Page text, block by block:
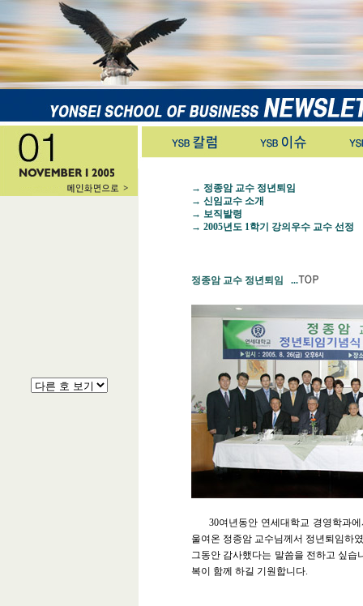
→ 정종암 교수 정년퇴임
→ 신임교수 소개
→ 보직발령
→ 2005년도 1학기 강의우수 교수 선정
정종암 교수 정년퇴임 ...
30여년동안 연세대학교 경영학과
울여온 정종암 교수님께서 정년퇴임하
그동안 감사했다는 말씀을 전하고 싶습
복이 함께 하길 기원 합니다.